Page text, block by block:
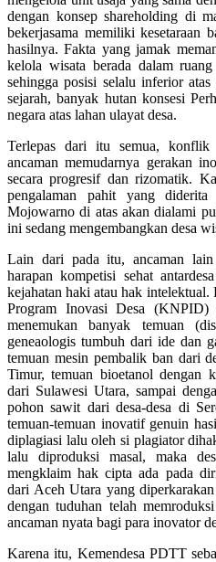
dengan konsep shareholding di
bekerjasama memiliki kesetaraan
hasilnya. Fakta yang jamak
kelola wisata berada dalam
sehingga posisi selalu inferior
sejarah, banyak hutan konsesi
negara atas lahan ulayat desa.
Terlepas dari itu semua,
ancaman memudarnya gerakan
secara progresif dan rizomatik.
pengalaman pahit yang
Mojowarno di atas akan dialami
ini sedang mengembangkan desa
Lain dari pada itu, ancaman lain
harapan kompetisi sehat
kejahatan haki atau hak
Program Inovasi Desa (KNPID)
menemukan banyak temuan
geneaologis tumbuh dari ide dan
temuan mesin pembalik ban dari
Timur, temuan bioetanol dengan
dari Sulawesi Utara, sampai
pohon sawit dari desa-desa di
temuan-temuan inovatif genuin
diplagiasi lalu oleh si plagiator
lalu diproduksi masal, maka
mengklaim hak cipta ada pada
dari Aceh Utara yang
dengan tuduhan telah
ancaman nyata bagi para inovator
Karena itu, Kemendesa PDTT